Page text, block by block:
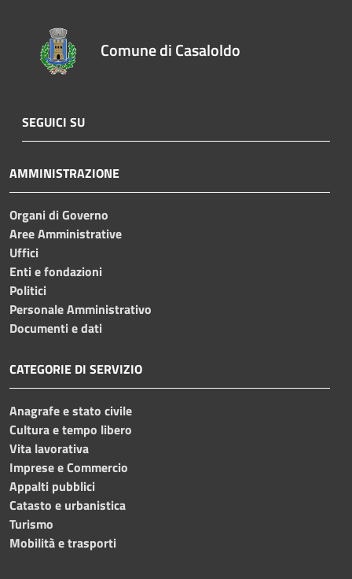
Comune di Casaloldo
SEGUICI SU
AMMINISTRAZIONE
Organi di Governo
Aree Amministrative
Uffici
Enti e fondazioni
Politici
Personale Amministrativo
Documenti e dati
CATEGORIE DI SERVIZIO
Anagrafe e stato civile
Cultura e tempo libero
Vita lavorativa
Imprese e Commercio
Appalti pubblici
Catasto e urbanistica
Turismo
Mobilità e trasporti